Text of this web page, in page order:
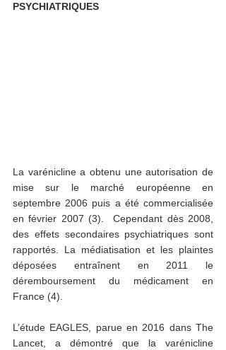
PSYCHIATRIQUES
La varénicline a obtenu une autorisation de
mise sur le marché européenne en
septembre 2006 puis a été commercialisée
en février 2007 (3).  Cependant dès 2008,
des effets secondaires psychiatriques sont
rapportés. La médiatisation et les plaintes
déposées entraînent en 2011 le
déremboursement du médicament en
France (4).
L’étude EAGLES, parue en 2016 dans The
Lancet, a démontré que la varénicline